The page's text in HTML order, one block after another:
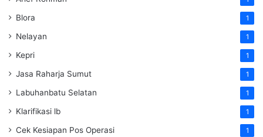
Blora 1
Nelayan 1
Kepri 1
Jasa Raharja Sumut 1
Labuhanbatu Selatan 1
Klarifikasi lb 1
Cek Kesiapan Pos Operasi 1